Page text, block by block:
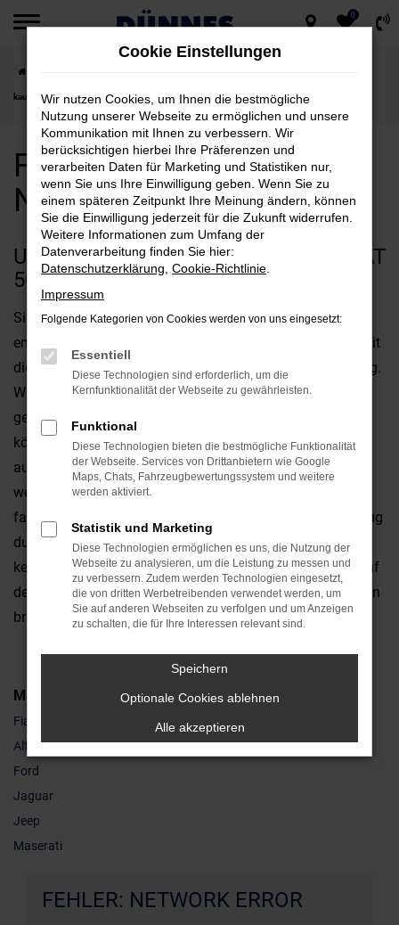
Zum
springen
0
kaufen
Fiat 500C Neuwagen für
Neumarkt kaufen
UNSERE ARGUMENTE FÜR EINEN FIAT
500C NEUWAGEN IN NEUMARKT
Sie suchen nach Argumenten beim Autokauf? Dann
empfehlen wir Ihnen einen Fiat 500C Neuwagen und damit
die qualitativ beste Mobilität für Neumarkt und Umgebung.
Wohlgemerkt: dieses Modell überzeugt natürlich auch
gebraucht, doch nur bei einem Fiat 500C Neuwagen
können Sie die Ausstattung nach Lust und Laune
auswählen und zudem festlegen, welchen Motor und
welche Lackierung Sie möchten. Anders ausgedrückt,
fahren Sie fortan mit einem rundum individuellen Fahrzeug
durch Neumarkt und gehen auch hinsichtlich der Qualität
keinerlei Kompromiss ein. Die Sicherheitssysteme sind auf
dem neuesten Stand und auch hinsichtlich der Assistenten
brauchen Sie keinerlei Abstriche hinzunehmen.
Marken
Fiat
Alfa Romeo
Ford
Jaguar
Jeep
Maserati
FEHLER: NETWORK ERROR
Cookie Einstellungen
Wir nutzen Cookies, um Ihnen die bestmögliche
Nutzung unserer Webseite zu ermöglichen und unsere
Kommunikation mit Ihnen zu verbessern. Wir
berücksichtigen hierbei Ihre Präferenzen und
verarbeiten Daten für Marketing und Statistiken nur,
wenn Sie uns Ihre Einwilligung geben. Wenn Sie zu
einem späteren Zeitpunkt Ihre Meinung ändern, können
Sie die Einwilligung jederzeit für die Zukunft widerrufen.
Weitere Informationen zum Umfang der
Datenverarbeitung finden Sie hier:
Datenschutzerklärung Cookie-Richtlinie
Impressum
Folgende Kategorien von Cookies werden von uns eingesetzt:
Essentiell
Diese Technologien sind erforderlich, um die
Kernfunktionalität der Webseite zu gewährleisten.
Funktional
Diese Technologien bieten die bestmögliche Funktionalität
der Webseite. Services von Drittanbietern wie Google
Maps, Chats, Fahrzeugbewertungssystem und weitere
werden aktiviert.
Statistik und Marketing
Diese Technologien ermöglichen es uns, die Nutzung der
Webseite zu analysieren, um die Leistung zu messen und
zu verbessern. Zudem werden Technologien eingesetzt,
die von dritten Werbetreibenden verwendet werden, um
Sie auf anderen Webseiten zu verfolgen und um Anzeigen
zu schalten, die für Ihre Interessen relevant sind.
Speichern
Optionale Cookies ablehnen
Alle akzeptieren